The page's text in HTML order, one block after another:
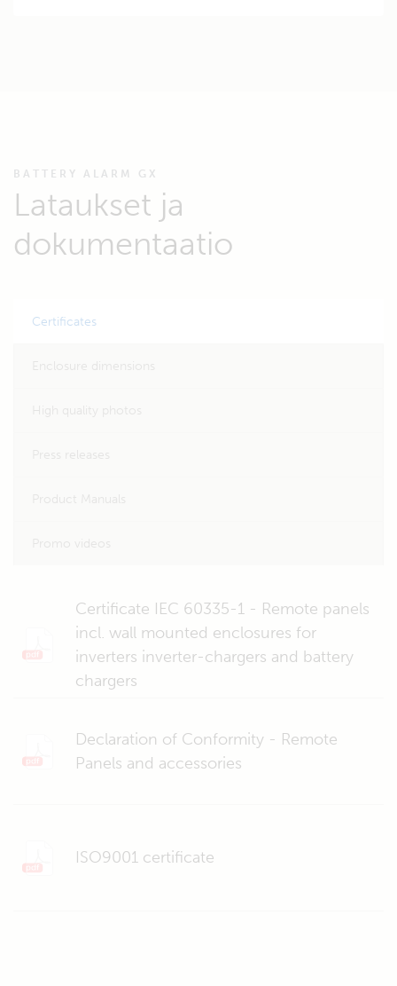
BATTERY ALARM GX
Lataukset ja
dokumentaatio
Certificates
Certificate IEC 60335-1 - Remote panels
incl. wall mounted enclosures for
inverters inverter-chargers and battery
chargers
Declaration of Conformity - Remote
Panels and accessories
ISO9001 certificate